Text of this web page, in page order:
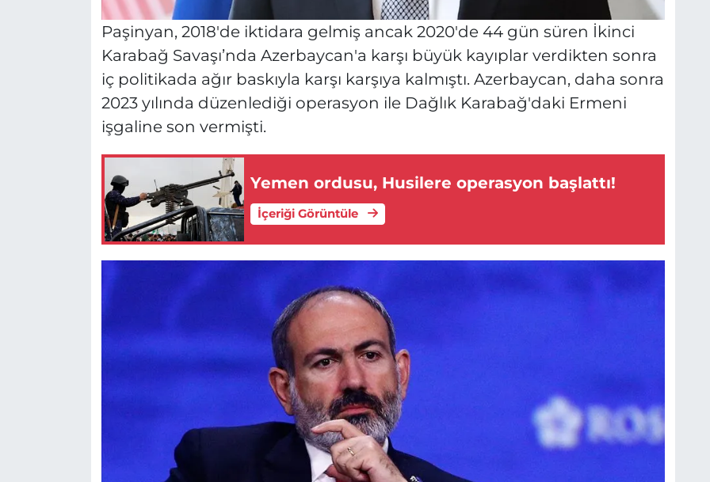
Paşinyan, 2018'de iktidara gelmiş ancak 2020'de 44 gün süren İkinci
Karabağ Savaşı’nda Azerbaycan'a karşı büyük kayıplar verdikten sonra
iç politikada ağır baskıyla karşı karşıya kalmıştı. Azerbaycan, daha sonra
2023 yılında düzenlediği operasyon ile Dağlık Karabağ'daki Ermeni
işgaline son vermişti.
Yemen ordusu, Husilere operasyon başlattı!
İçeriği Görüntüle